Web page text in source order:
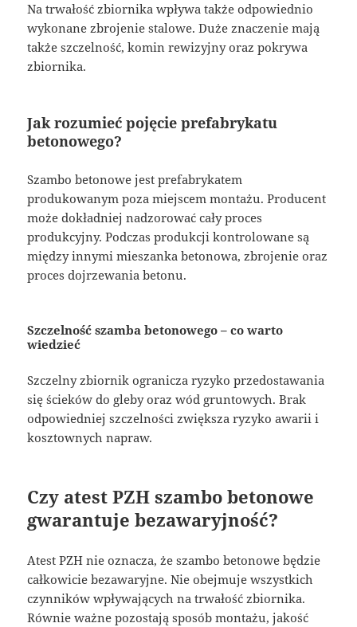
Na trwałość zbiornika wpływa także odpowiednio
wykonane zbrojenie stalowe. Duże znaczenie mają
także szczelność, komin rewizyjny oraz pokrywa
zbiornika.
Jak rozumieć pojęcie prefabrykatu
betonowego?
Szambo betonowe jest prefabrykatem
produkowanym poza miejscem montażu. Producent
może dokładniej nadzorować cały proces
produkcyjny. Podczas produkcji kontrolowane są
między innymi mieszanka betonowa, zbrojenie oraz
proces dojrzewania betonu.
Szczelność szamba betonowego – co warto
wiedzieć
Szczelny zbiornik ogranicza ryzyko przedostawania
się ścieków do gleby oraz wód gruntowych. Brak
odpowiedniej szczelności zwiększa ryzyko awarii i
kosztownych napraw.
Czy atest PZH szambo betonowe
gwarantuje bezawaryjność?
Atest PZH nie oznacza, że szambo betonowe będzie
całkowicie bezawaryjne. Nie obejmuje wszystkich
czynników wpływających na trwałość zbiornika.
Równie ważne pozostają sposób montażu, jakość